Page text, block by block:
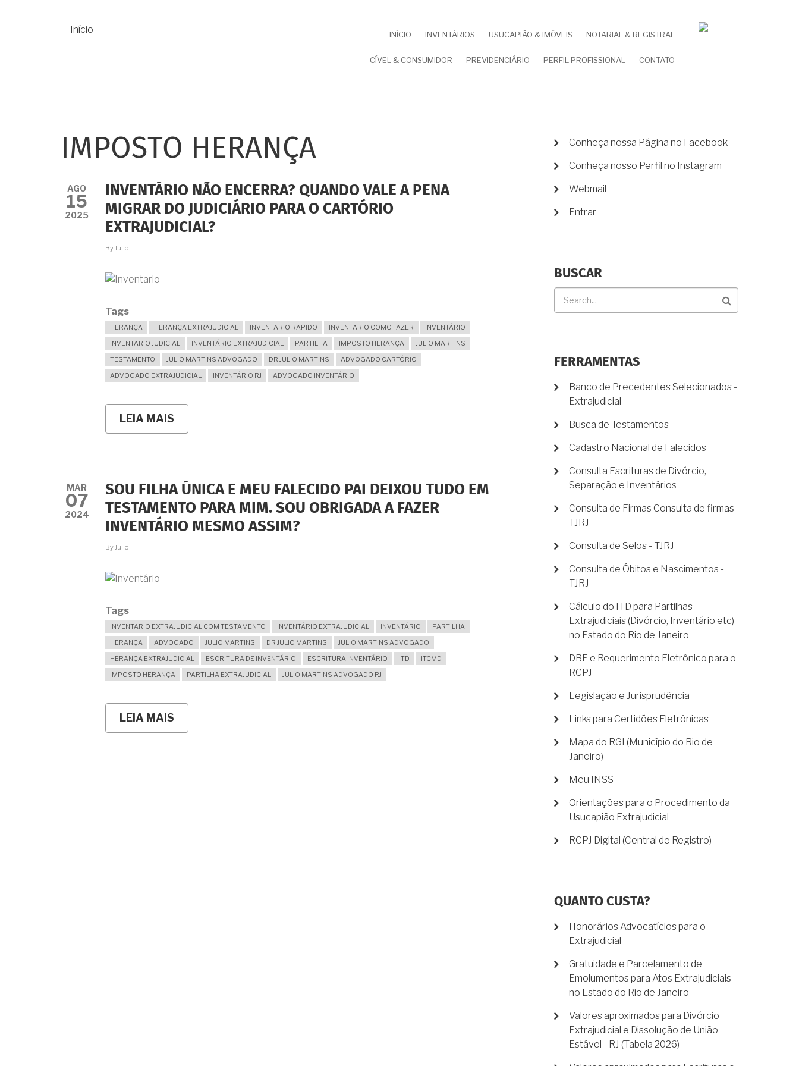
INÍCIO INVENTÁRIOS USUCAPIÃO & IMÓVEIS NOTARIAL & REGISTRAL
CÍVEL & CONSUMIDOR PREVIDENCIÁRIO PERFIL PROFISSIONAL CONTATO
IMPOSTO HERANÇA
AGO
15
2025
INVENTÁRIO NÃO ENCERRA? QUANDO VALE A PENA
MIGRAR DO JUDICIÁRIO PARA O CARTÓRIO
EXTRAJUDICIAL?
ByJulio
Tags
HERANÇA HERANÇA EXTRAJUDICIAL INVENTARIO RAPIDO INVENTARIO COMO FAZER
INVENTÁRIO
INVENTARIO JUDICIAL
INVENTÁRIO EXTRAJUDICIAL PARTILHA IMPOSTO HERANÇA
JULIO MARTINS
TESTAMENTO
JULIO MARTINS ADVOGADO DR JULIO MARTINS
ADVOGADO CARTÓRIO
ADVOGADO EXTRAJUDICIAL
INVENTÁRIO RJ ADVOGADO INVENTÁRIO
LEIA MAIS
INVENTÁRIO
A
PENA
MIGRAR
DO
JUDICIÁRIO
MAR
07
2024
SOU FILHA ÚNICA E MEU FALECIDO PAI DEIXOU TUDO EM
TESTAMENTO PARA MIM. SOU OBRIGADA A FAZER
INVENTÁRIO MESMO ASSIM?
By Julio
Tags
INVENTARIO EXTRAJUDICIAL COM TESTAMENTO INVENTÁRIO EXTRAJUDICIAL INVENTÁRIO
PARTILHA
HERANÇA
ADVOGADO JULIO MARTINS DR JULIO MARTINS
JULIO MARTINS ADVOGADO
HERANÇA EXTRAJUDICIAL
ESCRITURA DE INVENTÁRIO ESCRITURA INVENTÁRIO ITD
ITCMD
IMPOSTO HERANÇA
PARTILHA EXTRAJUDICIAL JULIO MARTINS ADVOGADO RJ
LEIA MAIS
SOU
MENU
CONTA
DE
Conheça nossa Página no Facebook
Conheça nosso Perfil no Instagram
Webmail
Entrar
BUSCAR
FERRAMENTAS
Banco de Precedentes Selecionados -
Extrajudicial
Busca de Testamentos
Cadastro Nacional de Falecidos
Consulta Escrituras de Divórcio,
Separação e Inventários
Consulta de Firmas Consulta de firmas
TJRJ
Consulta de Selos - TJRJ
Consulta de Óbitos e Nascimentos -
TJRJ
Cálculo do ITD para Partilhas
Extrajudiciais (Divórcio, Inventário etc)
no Estado do Rio de Janeiro
DBE e Requerimento Eletrônico para o
RCPJ
Legislação e Jurisprudência
Links para Certidões Eletrônicas
Mapa do RGI (Município do Rio de
Janeiro)
Meu INSS
Orientações para o Procedimento da
Usucapião Extrajudicial
RCPJ Digital (Central de Registro)
QUANTO CUSTA?
Honorários Advocatícios para o
Extrajudicial
Gratuidade e Parcelamento de
Emolumentos para Atos Extrajudiciais
no Estado do Rio de Janeiro
Valores aproximados para Divórcio
Extrajudicial e Dissolução de União
Estável - RJ (Tabela 2026)